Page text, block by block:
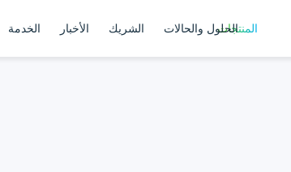
المنتجاتالحلول والحالات الشريك الأخبار الخدمة